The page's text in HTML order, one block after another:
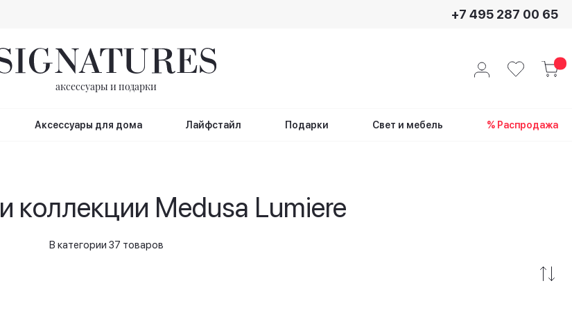
+7 495 287 00 65
аксессуары и подарки
Аксессуары для дома Лайфстайл Подарки Свет и мебель % Распродажа
коллекции Medusa Lumiere
В категории 37 товаров